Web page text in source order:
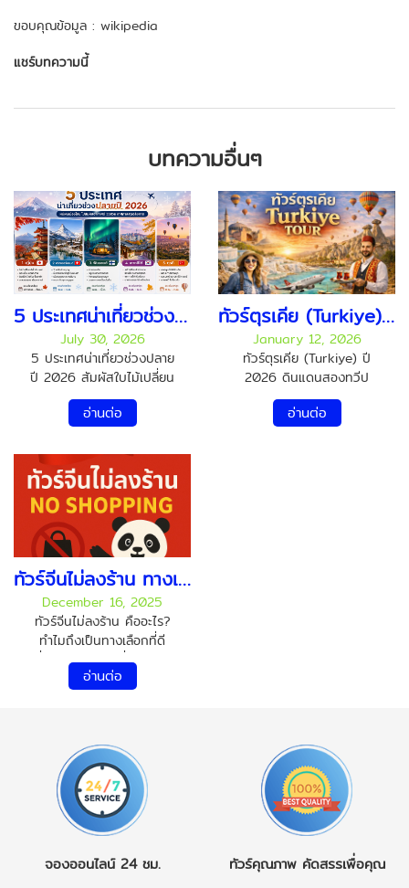
ขอบคุณข้อมูล : wikipedia
แชร์บทความนี้
บทความอื่นๆ
5 ประเทศน่าเที่ยวช่วงปลายปี 2026 สัมผัสใบไม้เปลี่ยนสี หิมะแรก และเทศกาลสุดประทับใจ
July 30, 2026
5 ประเทศน่าเที่ยวช่วงปลาย
ปี 2026 สัมผัสใบไม้เปลี่ยน
สี หิมะแรก และเทศกาลสุด
ประทับใจ ปลายปีเป็นช่วง
เป็นฤดูกาลแห่งการพักผ่อน
และการเดินทาง หลังจาก
ทำงานหนักมาตลอดทั้งปี
การได้ออกไปเปิดโลก สัมผัส
อากาศเย็น วิวธรรมชาติสวย
ๆ และบรรยากาศแห่งการ
เฉลิมฉลอง ถือเป็นรางวัลที่ดี
ที่สุดให้กับตัวเอง หากคุณ
กำลังวางแผนเที่ยวต่าง
ประเทศในช่วง ปลายปี
2026 แต่ยังไม่รู้ว่าจะเลือก
ประเทศไหนดี เราขอแนะนำ
5 จุดหมายปลายทางยอดฮิต
ตกหลุมรักตั้งแต่ก้าวแรกที่ไป
1. ญี่ปุ่น – ดินแดน
แห่งใบไม้เปลี่ยนสีและ
วัฒนธรรมอันงดงาม ปลาย
เดือนตุลาคมถึงต้นเดือน
ธันวาคม คือช่วงเวลาที่
ประเทศญี่ปุ่นสวยที่สุดของปี
อ่านต่อ
ทัวร์ตุรเคีย (Turkiye) ดินแดนสองทวีป เสน่ห์ครบ วัฒนธรรม อารยธรรม และ ธรรมชาติระดับโลก
January 12, 2026
ทัวร์ตุรเคีย (Turkiye) ปี
2026 ดินแดนสองทวีป
เสน่ห์ครบ วัฒนธรรม
อารยธรรม และธรรมชาติ
ไทน์ จนถึงออตโตมัน ทำให้ที่
นี่เต็มไปด้วยโบราณสถาน
ระดับโลก ผสานกับธรรมชาติ
อันน่าทึ่ง และวัฒนธรรมที่มี
เอกลักษณ์ไม่เหมือนใคร
ไฮไลท์น่าเที่ยว ห้ามพลาดใน
ทัวร์ตุรเคีย อิสตันบูล
(Istanbul)เมืองหลวงแห่ง
อ่านต่อ
ทัวร์จีนไม่ลงร้าน ทางเลือกของคนเที่ยวจีนคุณภาพ
December 16, 2025
ทัวร์จีนไม่ลงร้าน คืออะไร?
ทำไมถึงเป็นทางเลือกที่ดี
ที่สุดสำหรับการเที่ยวจีนยุค
ใหม่ ทัวร์จีนไม่ลงร้าน (No
Shopping Tour คือรูปแบบ
การท่องเที่ยวประเทศจีนที่👉
ไม่มีการบังคับแวะร้านรัฐบาล
ร้านหยก ร้านชา ร้าน
สมุนไพร หรือร้านขายของที่
“เที่ยวจริง พักจริง กินดี”👉
อ่านต่อ
จองออนไลน์ 24 ชม. ทัวร์คุณภาพ คัดสรรเพื่อคุณ